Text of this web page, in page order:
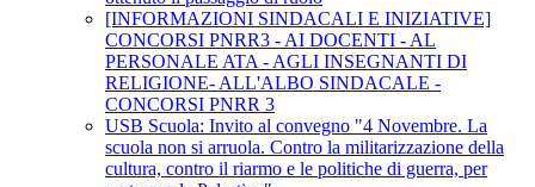
[INFORMAZIONI SINDACALI E INIZIATIVE]
CONCORSI PNRR3 - AI DOCENTI - AL
PERSONALE ATA - AGLI INSEGNANTI DI
RELIGIONE- ALL'ALBO SINDACALE -
CONCORSI PNRR 3
USB Scuola: Invito al convegno "4 Novembre. La
scuola non si arruola. Contro la militarizzazione della
cultura, contro il riarmo e le politiche di guerra, per